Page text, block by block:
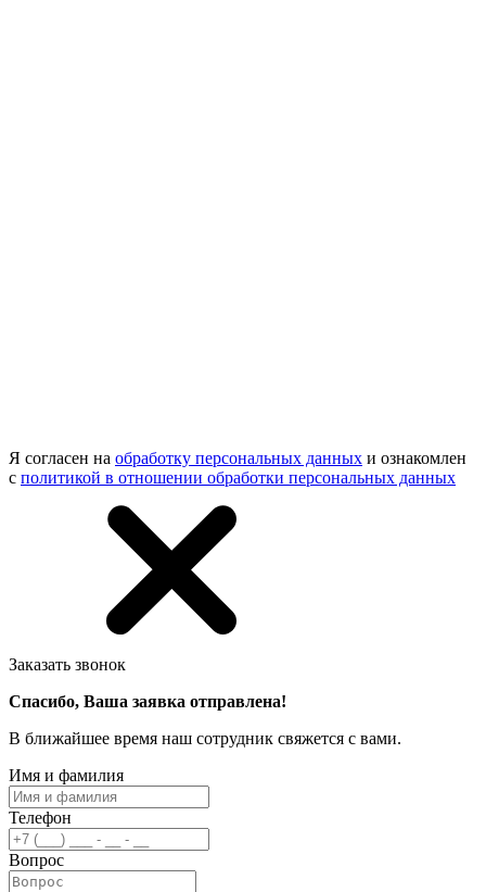
Я согласен на обработку персональных данных и ознакомлен
с политикой в отношении обработки персональных данных
Заказать звонок
Спасибо, Ваша заявка отправлена!
В ближайшее время наш сотрудник свяжется с вами.
Имя и фамилия
Телефон
Вопрос